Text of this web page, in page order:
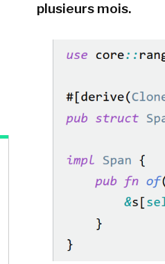
plusieurs mois.